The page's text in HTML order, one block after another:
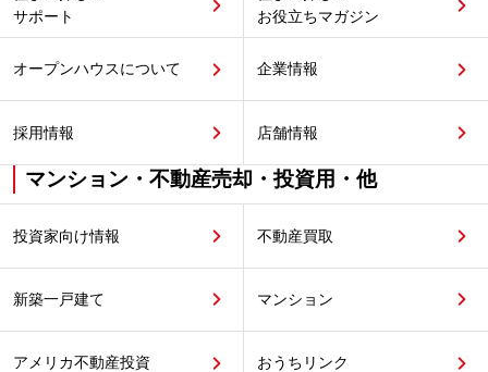
サポート
お役立ちマガジン
オープンハウスについて 企業情報
採用情報 店舗情報
マンション・不動産売却・投資用・他
投資家向け情報 不動産買取
新築一戸建て マンション
アメリカ不動産投資 おうちリンク